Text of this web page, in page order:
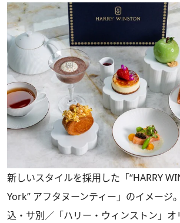
新しいスタイルを採用した「“HARRY
York” アフタヌーンティー」のイメージ
込・サ別／「ハリー・ウィンストン」オ